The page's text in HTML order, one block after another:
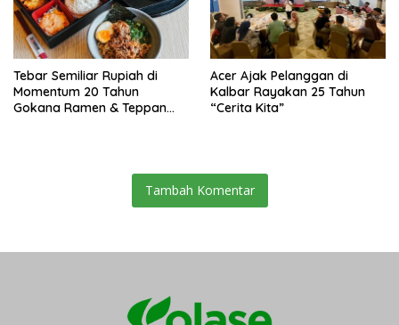
Tebar Semiliar Rupiah di
Momentum 20 Tahun
Gokana Ramen & Teppan
Acer Ajak Pelanggan di
Kalbar Rayakan 25 Tahun
“Cerita Kita”
Tambah Komentar